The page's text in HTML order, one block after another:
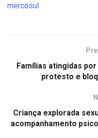
mercosul
Famílias atingidas
protesto e
Criança explorada
acompanhamento